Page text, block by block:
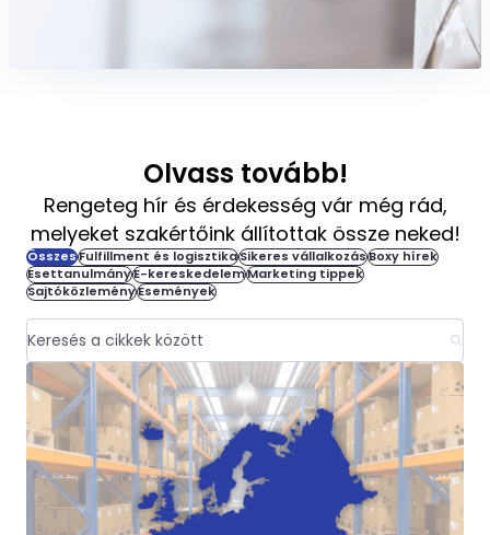
Olvass tovább!
Rengeteg hír és érdekesség vár még rád,
melyeket szakértőink állítottak össze neked!
ÖsszesFulfillment és logisztikaSikeres vállalkozásBoxy hírek
EsettanulmányE-kereskedelemMarketing tippek
SajtóközleményEsemények